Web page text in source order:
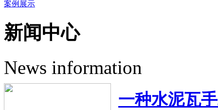
案例展示
新闻中心
News information
一种水泥瓦